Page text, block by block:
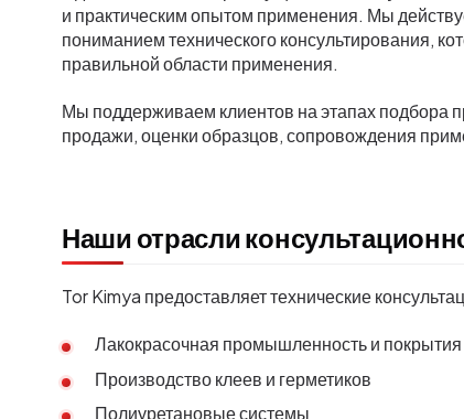
и практическим опытом применения. Мы
пониманием технического консультирования,
правильной области применения.
Мы поддерживаем клиентов на этапах подбора
продажи, оценки образцов, сопровождения
Наши отрасли
Tor Kimya предоставляет технические
Лакокрасочная промышленность и покрытия
Производство клеев и герметиков
Полиуретановые системы